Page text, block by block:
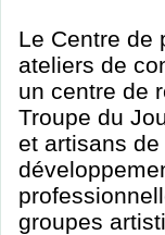
Le Centre de
ateliers de
un centre de
Troupe du
et artisans
groupes